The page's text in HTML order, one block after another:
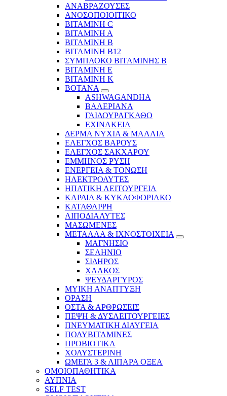
ΑΝΑΒΡΑΖΟΥΣΕΣ
ΑΝΟΣΟΠΟΙΟΙΤΙΚΟ
ΒΙΤΑΜΙΝΗ C
ΒΙΤΑΜΙΝΗ Α
ΒΙΤΑΜΙΝΗ Β
ΒΙΤΑΜΙΝΗ Β12
ΣΥΜΠΛΟΚΟ ΒΙΤΑΜΙΝΗΣ Β
ΒΙΤΑΜΙΝΗ Ε
ΒΙΤΑΜΙΝΗ Κ
ΒΟΤΑΝΑ
ASHWAGANDHA
ΒΑΛΕΡΙΑΝΑ
ΓΑΙΔΟΥΡΑΓΚΑΘΟ
ΕΧΙΝΑΚΕΙΑ
ΔΕΡΜΑ ΝΥΧΙΑ & ΜΑΛΛΙΑ
ΕΛΕΓΧΟΣ ΒΑΡΟΥΣ
ΕΛΕΓΧΟΣ ΣΑΚΧΑΡΟΥ
ΕΜΜΗΝΟΣ ΡΥΣΗ
ΕΝΕΡΓΕΙΑ & ΤΟΝΩΣΗ
ΗΛΕΚΤΡΟΛΥΤΕΣ
ΗΠΑΤΙΚΗ ΛΕΙΤΟΥΡΓΕΙΑ
ΚΑΡΔΙΑ & ΚΥΚΛΟΦΟΡΙΑΚΟ
ΚΑΤΑΘΛΙΨΗ
ΛΙΠΟΔΙΑΛΥΤΕΣ
ΜΑΣΩΜΕΝΕΣ
ΜΕΤΑΛΛΑ & ΙΧΝΟΣΤΟΙΧΕΙΑ
ΜΑΓΝΗΣΙΟ
ΣΕΛΗΝΙΟ
ΣΙΔΗΡΟΣ
ΧΑΛΚΟΣ
ΨΕΥΔΑΡΓΥΡΟΣ
ΜΥΙΚΗ ΑΝΑΠΤΥΞΗ
ΟΡΑΣΗ
ΟΣΤΑ & ΑΡΘΡΩΣΕΙΣ
ΠΕΨΗ & ΔΥΣΛΕΙΤΟΥΡΓΕΙΕΣ
ΠΝΕΥΜΑΤΙΚΗ ΔΙΑΥΓΕΙΑ
ΠΟΛΥΒΙΤΑΜΙΝΕΣ
ΠΡΟΒΙΟΤΙΚΑ
ΧΟΛΥΣΤΕΡΙΝΗ
ΩΜΕΓΑ 3 & ΛΙΠΑΡΑ ΟΞΕΑ
ΟΜΟΙΟΠΑΘΗΤΙΚΑ
ΑΥΠΝΙΑ
SELF TEST